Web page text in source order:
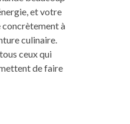
et votre
concrètement à
culinaire.
ceux qui
de faire